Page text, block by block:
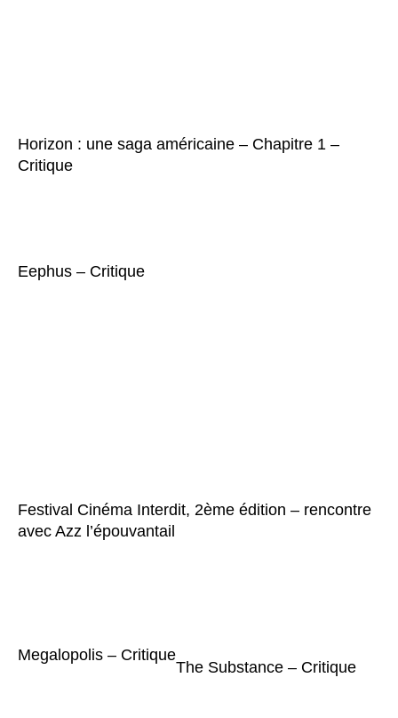
Horizon : une saga américaine – Chapitre 1 –
Critique
Eephus – Critique
Festival Cinéma Interdit, 2ème édition – rencontre
avec Azz l’épouvantail
Megalopolis – Critique
The Substance – Critique